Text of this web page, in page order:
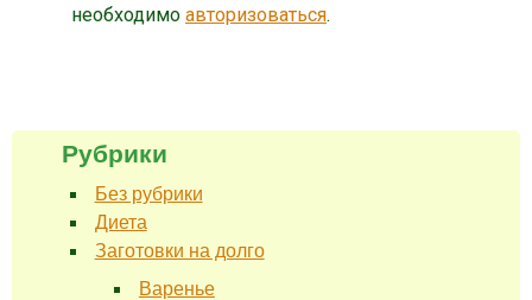
необходимо авторизоваться.
Рубрики
Без рубрики
Диета
Заготовки на долго
Варенье